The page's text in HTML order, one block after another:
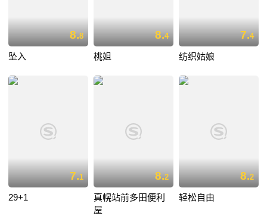
8.8
坠入
8.4
桃姐
7.4
纺织姑娘
7.1
29+1
8.2
真幌站前多田便利
屋
8.2
轻松自由